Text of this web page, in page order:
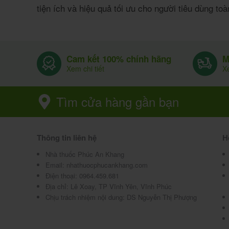
tiện ích và hiệu quả tối ưu cho người tiêu dùng
Cam kết 100% chính hãng
Xem chi tiết
Tìm cửa hàng gần bạn
Thông tin liên hệ
Nhà thuốc Phúc An Khang
Email: nhathuocphucankhang.com
Điện thoại: 0964.459.681
Địa chỉ: Lê Xoay, TP Vĩnh Yên, Vĩnh Phúc
Chịu trách nhiệm nội dung: DS Nguyễn Thị Phượng